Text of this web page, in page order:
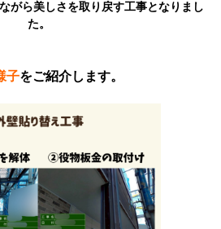
がら美しさを取り戻す工事となりまし
た。
子をご紹介します。